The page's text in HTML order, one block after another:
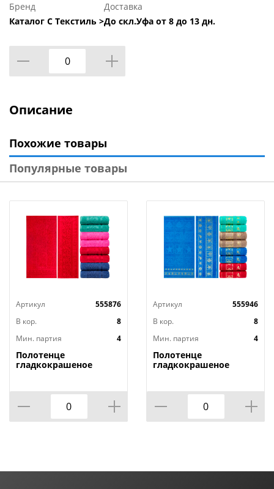
Бренд
Каталог С Текстиль >
Доставка
До скл.Уфа от 8 до 13 дн.
Описание
Похожие товары
Популярные товары
Артикул
555876
В кор.
8
Мин. партия
4
Полотенце
гладкокрашеное
Артикул
555946
В кор.
8
Мин. партия
4
Полотенце
гладкокрашеное